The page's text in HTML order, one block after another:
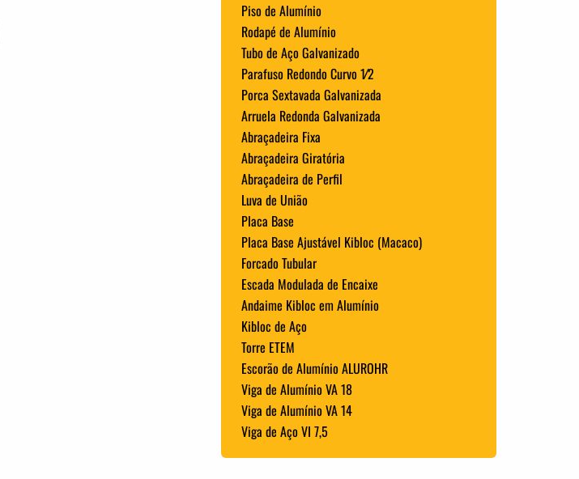
Piso de Alumínio
Rodapé de Alumínio
Tubo de Aço Galvanizado
Parafuso Redondo Curvo 1⁄2
Porca Sextavada Galvanizada
Arruela Redonda Galvanizada
Abraçadeira Fixa
Abraçadeira Giratória
Abraçadeira de Perfil
Luva de União
Placa Base
Placa Base Ajustável Kibloc (Macaco)
Forcado Tubular
Escada Modulada de Encaixe
Andaime Kibloc em Alumínio
Kibloc de Aço
Torre ETEM
Escorão de Alumínio ALUROHR
Viga de Alumínio VA 18
Viga de Alumínio VA 14
Viga de Aço VI 7,5